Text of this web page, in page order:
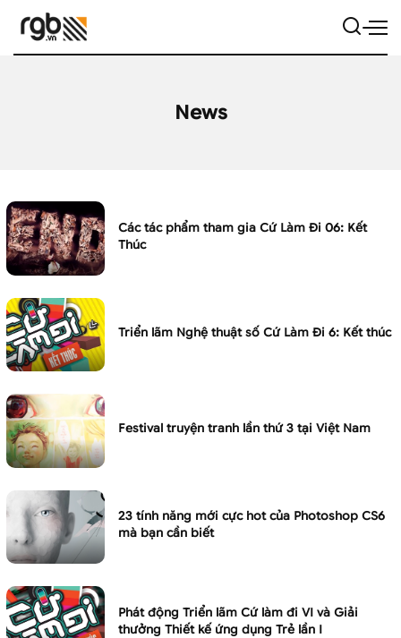
News
Các tác phẩm tham gia Cứ Làm Đi 06: Kết
Thúc
Triển lãm Nghệ thuật số Cứ Làm Đi 6: Kết thúc
Festival truyện tranh lần thứ 3 tại Việt Nam
23 tính năng mới cực hot của Photoshop CS6
mà bạn cần biết
Phát động Triển lãm Cứ làm đi VI và Giải
thưởng Thiết kế ứng dụng Trẻ lần I